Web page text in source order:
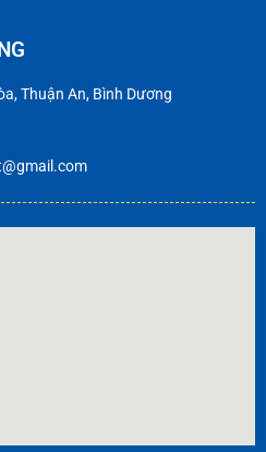
Thuận An, Bình Dương